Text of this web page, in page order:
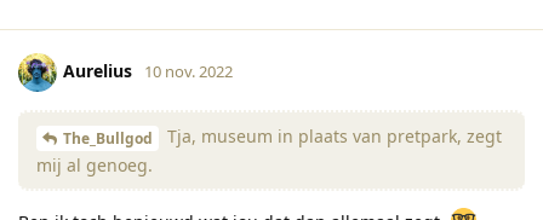
Aurelius 10 nov. 2022
The_Bullgod
Tja, museum in plaats van pretpark, zegt
mij al genoeg.